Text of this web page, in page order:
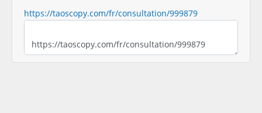
https://taoscopy.com/fr/consultation/999879